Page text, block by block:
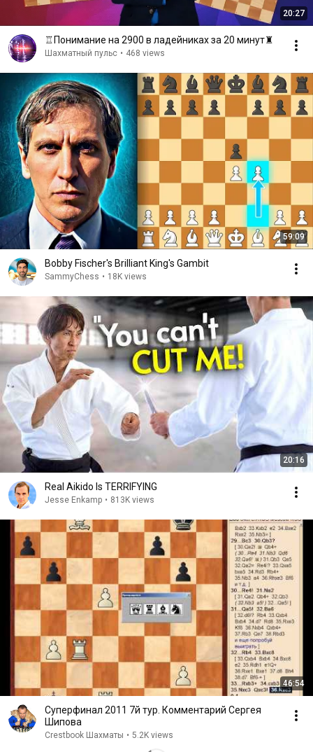
20:27
♖Понимание на 2900 в ладейниках за 20 минут♜
Шахматный пульс • 468 views
59:09
Bobby Fischer's Brilliant King's Gambit
SammyChess • 18K views
20:16
Real Aikido Is TERRIFYING
Jesse Enkamp • 813K views
46:54
Суперфинал 2011 7й тур. Комментарий Сергея
Шипова
Crestbook Шахматы • 5.2K views